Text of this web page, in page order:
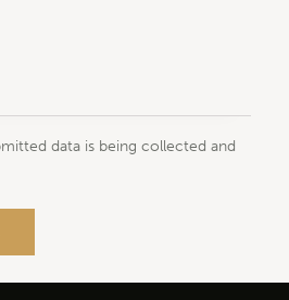
data is being collected and